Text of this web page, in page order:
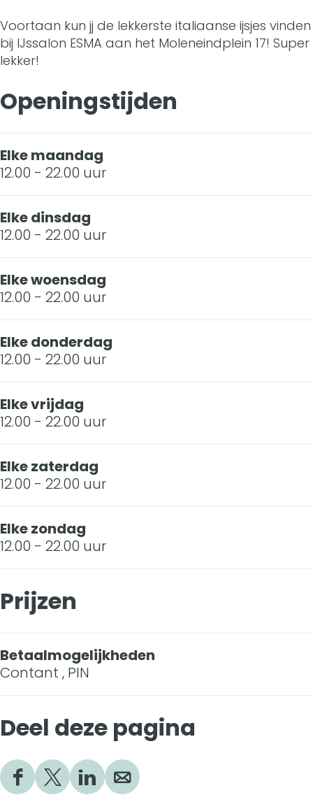
n
E
m
a
o
E
s
a
l
n
E
m
a
E
m
o
k
J
s
a
l
n
E
s
m
a
Voortaan kun jj de lekkerste italiaanse ijsjes vinden
bij IJssalon ESMA aan het Moleneindplein 17! Super
lekker!
Openingstijden
Elke maandag
12.00 - 22.00 uur
Elke dinsdag
12.00 - 22.00 uur
Elke woensdag
12.00 - 22.00 uur
Elke donderdag
12.00 - 22.00 uur
Elke vrijdag
12.00 - 22.00 uur
Elke zaterdag
12.00 - 22.00 uur
Elke zondag
12.00 - 22.00 uur
Prijzen
Betaalmogelijkheden
Contant , PIN
Deel deze pagina
D
D
D
D